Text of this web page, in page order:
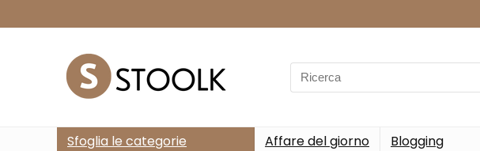
Search
for:
Sfoglia le categorie Affare del giorno Blogging